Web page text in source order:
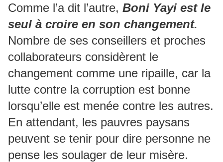
Comme l’a dit l’autre, Boni Yayi est le
seul à croire en son changement.
Nombre de ses conseillers et proches
collaborateurs considèrent le
changement comme une ripaille, car la
lutte contre la corruption est bonne
lorsqu’elle est menée contre les autres.
En attendant, les pauvres paysans
peuvent se tenir pour dire personne ne
pense les soulager de leur misère.